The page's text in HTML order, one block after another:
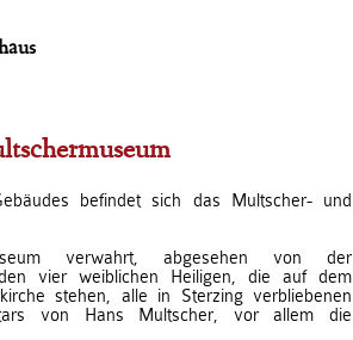
befindet sich das Multscher- und
verwahrt, abgesehen von der
vier weiblichen Heiligen, die auf dem
stehen, alle in Sterzing verbliebenen
von Hans Multscher, vor allem die